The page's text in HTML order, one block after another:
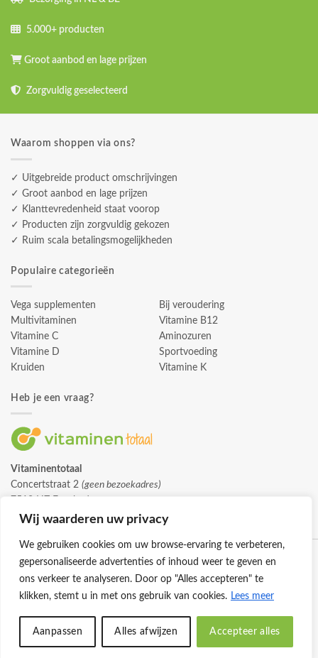
Wij waarderen uw privacy
We gebruiken cookies om uw browse-ervaring te verbeteren,
gepersonaliseerde advertenties of inhoud weer te geven en
ons verkeer te analyseren. Door op "Alles accepteren" te
klikken, stemt u in met ons gebruik van cookies. Lees meer
Aanpassen Alles afwijzen Accepteer alles
5.000+ producten
Groot aanbod en lage prijzen
Zorgvuldig geselecteerd
Waarom shoppen via ons?
✓ Uitgebreide product omschrijvingen
✓ Groot aanbod en lage prijzen
✓ Klanttevredenheid staat voorop
✓ Producten zijn zorgvuldig gekozen
✓ Ruim scala betalingsmogelijkheden
Populaire categorieën
Vega supplementen
Multivitaminen
Vitamine C
Vitamine D
Kruiden
Bij veroudering
Vitamine B12
Aminozuren
Sportvoeding
Vitamine K
Heb je een vraag?
Vitaminentotaal
Concertstraat 2 (geen bezoekadres)
info@vitaminentotaal.nl
© 2026 -Vitaminentotaal.nl